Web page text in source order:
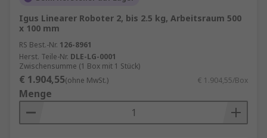
Igus Linearer Roboter 2, bis 2.5 kg, Arbeitsraum 500
x 100 mm
RS Best.-Nr. 126-8961
Herst. Teile-Nr. DLE-LG-0001
Zwischensumme (1 Box mit 1 Stück)
€ 1.904,55(ohne MwSt.) € 1.904,55/Box
Menge